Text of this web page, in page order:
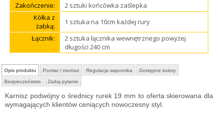
Zakończenie:
2 sztuki końcówka zaślepka
Kółka z
żabką:
1 sztuka na 10cm każdej rury
Łącznik:
2 sztuka łącznika wewnętrznego powyżej
długości 240 cm
Opis produktu Pomiar / montaż Regulacja wspornika Dostępne kolory
Bezpieczeństwo Zadaj pytanie
Karnisz podwójny o średnicy rurek 19 mm to oferta skierowana dla
wymagających klientów ceniących nowoczesny styl.